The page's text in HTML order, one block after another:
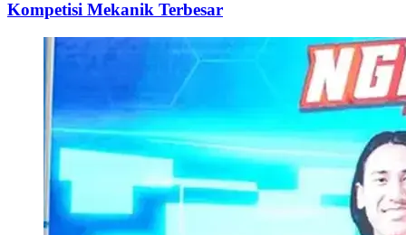
Kompetisi Mekanik Terbesar